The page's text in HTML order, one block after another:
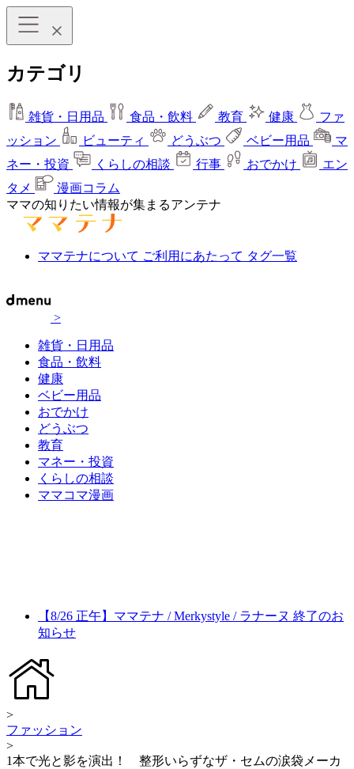
カテゴリ
雑貨・日用品 食品・飲料 教育 健康
ファ
ッション
ビューティ どうぶつ ベビー用品
マ
ネー・投資
くらしの相談 行事 おでかけ
エン
タメ
漫画コラム
ママの知りたい情報が集まるアンテナ
ママテナについて ご利用にあたって タグ一覧
>
雑貨・日用品
食品・飲料
健康
ベビー用品
おでかけ
どうぶつ
教育
マネー・投資
くらしの相談
ママコマ漫画
【8/26 正午】ママテナ / Merkystyle / ラナーヌ 終了のお
知らせ
>
ファッション
>
1本で光と影を演出！ 整形いらずなザ・セムの涙袋メーカ